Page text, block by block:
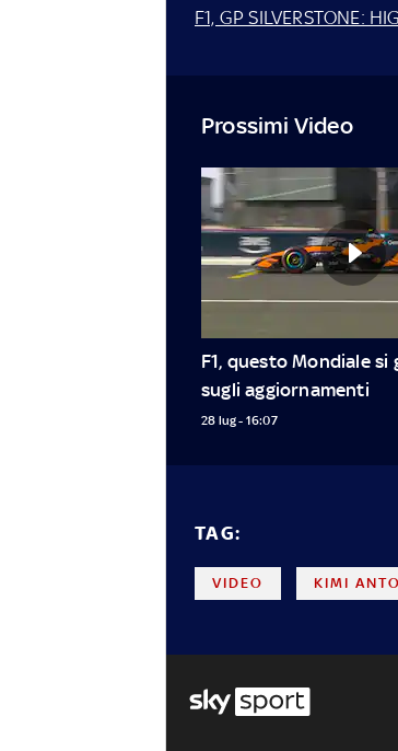
F1, GP SILVERSTONE:
Prossimi Video
F1, questo Mondiale si
sugli aggiornamenti
28 lug - 16:07
TAG:
VIDEO KIMI